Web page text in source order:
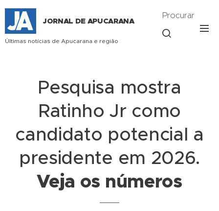
JORNAL DE APUCARANA
Últimas notícias de Apucarana e região
Procurar
Pesquisa mostra
Ratinho Jr como
candidato potencial a
presidente em 2026.
Veja os números